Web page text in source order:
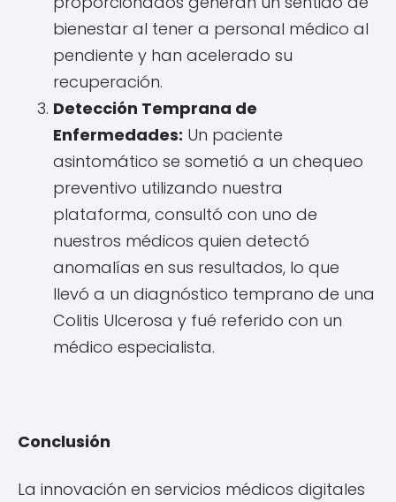
bienestar al tener a personal médico al
pendiente y han acelerado su
recuperación.
Detección Temprana de
Enfermedades: Un paciente
asintomático se sometió a un chequeo
preventivo utilizando nuestra
plataforma, consultó con uno de
nuestros médicos quien detectó
anomalías en sus resultados, lo que
llevó a un diagnóstico temprano de una
Colitis Ulcerosa y fué referido con un
médico especialista.
Conclusión
La innovación en servicios médicos digitales